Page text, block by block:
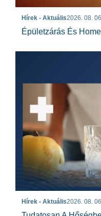
Hírek - Aktuális2026. 08.
Épületzárás És
Hírek - Aktuális2026. 08.